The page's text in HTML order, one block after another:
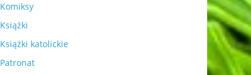
Komiksy
Książki
Książki katolickie
Patronat